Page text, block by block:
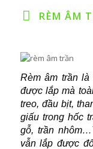
RÈM ÂM
Rèm âm trần
được lắp mà
treo, đầu bịt,
giấu trong hốc
gỗ, trần nhôm…
vẫn lắp được